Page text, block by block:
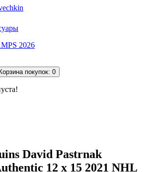
2026
покупок: 0
David Pastrnak
12 x 15 2021 NHL